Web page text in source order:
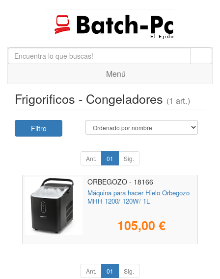
Menú
Frigorificos - Congeladores (1 art.)
Filtro
Ant. 01 Sig.
ORBEGOZO - 18166
Máquina para hacer Hielo Orbegozo
MHH 1200/ 120W/ 1L
105,00 €
Ant. 01 Sig.